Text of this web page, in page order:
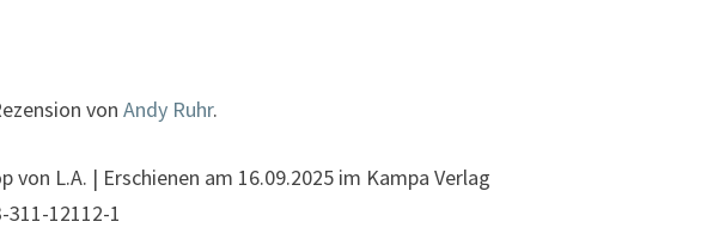
von Andy Ruhr.
von L.A. | Erschienen am 16.09.2025 im Kampa Verlag
311-12112-1